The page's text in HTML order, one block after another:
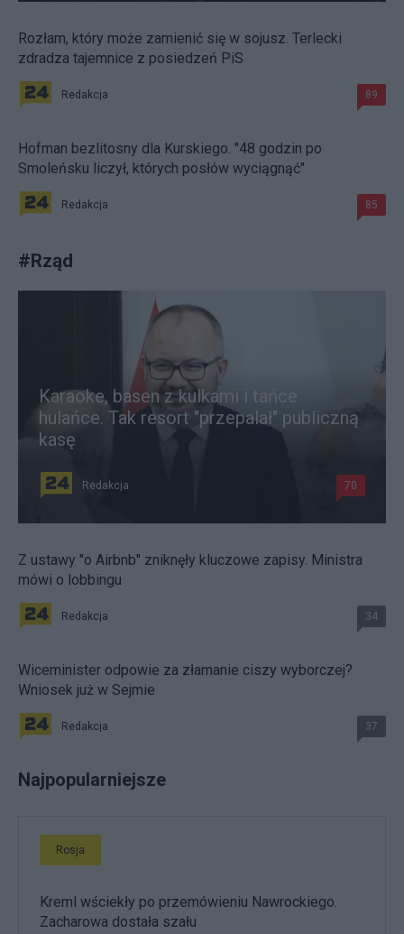
Rozłam, który może zamienić się w sojusz. Terlecki
zdradza tajemnice z posiedzeń PiS
Redakcja 89
Hofman bezlitosny dla Kurskiego. "48 godzin po
Smoleńsku liczył, których posłów wyciągnąć"
Redakcja 85
#Rząd
Karaoke, basen z kulkami i tańce
hulańce. Tak resort "przepalał" publiczną
kasę
Redakcja 70
Z ustawy "o Airbnb" zniknęły kluczowe zapisy. Ministra
mówi o lobbingu
Redakcja 34
Wiceminister odpowie za złamanie ciszy wyborczej?
Wniosek już w Sejmie
Redakcja 37
Najpopularniejsze
Rosja
Kreml wściekły po przemówieniu Nawrockiego.
Zacharowa dostała szału